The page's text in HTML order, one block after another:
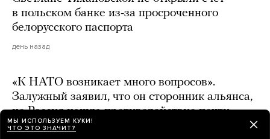
в польском банке из-за просроченного
белорусского паспорта
день назад
«К НАТО возникает много вопросов».
Залужный заявил, что он сторонник альянса,
но Россия нашла противодействие почти
всему оружию блока
МЫ ИСПОЛЬЗУЕМ КУКИ!
ЧТО ЭТО ЗНАЧИТ?